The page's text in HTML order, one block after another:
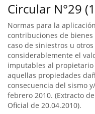
Circular N°29
Normas para la
contribuciones de bienes
caso de siniestros u
considerablemente el
imputables al propietario
aquellas propiedades
consecuencia del sismo
febrero 2010. (Extracto
Oficial de 20.04.2010).